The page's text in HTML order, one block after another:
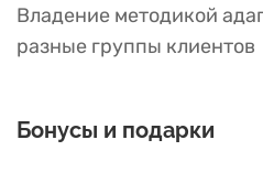
Владение методикой
разные группы клиентов
Бонусы и подарки